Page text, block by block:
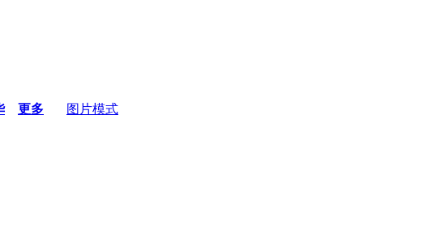
更多 图片模式